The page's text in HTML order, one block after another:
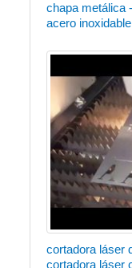
chapa metálica
acero inoxidable
cortadora láser
cortadora láser